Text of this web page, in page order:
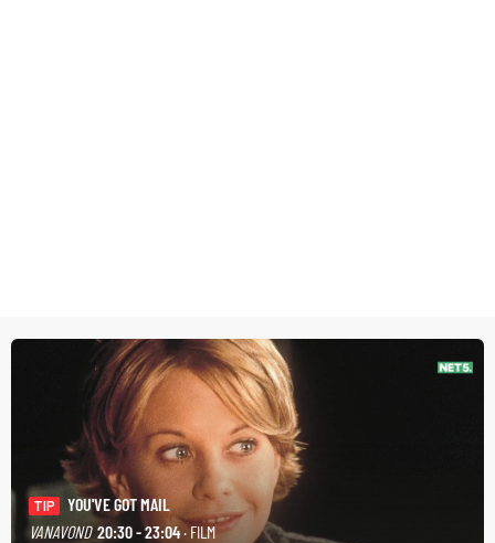
TIP
YOU'VE GOT MAIL
VANAVOND 20:30 - 23:04· FILM